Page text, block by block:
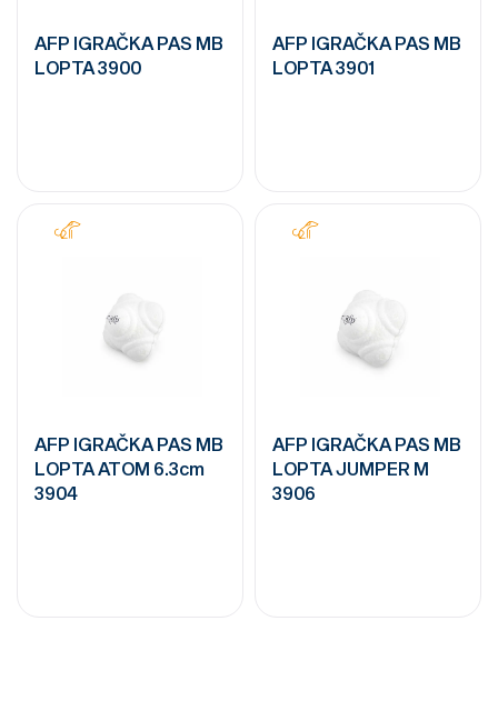
AFP IGRAČKA PAS MB
LOPTA 3900
AFP IGRAČKA PAS MB
LOPTA 3901
AFP IGRAČKA PAS MB
LOPTA ATOM 6.3cm
3904
AFP IGRAČKA PAS MB
LOPTA JUMPER M
3906